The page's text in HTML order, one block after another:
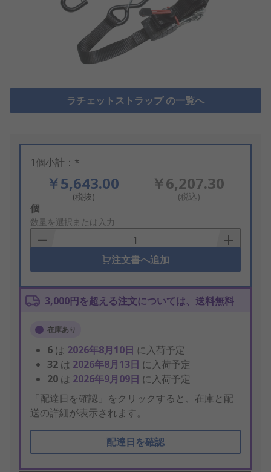
ラチェットストラップ の一覧へ
1個小計：*
￥5,643.00
(税抜)
￥6,207.30
(税込)
Add
to
Basket
個
数量を選択または入力
注文書へ追加
3,000円を超える注文については、送料無料
在庫あり
6 は 2026年8月10日 に入荷予定
32 は 2026年8月13日 に入荷予定
20 は 2026年9月09日 に入荷予定
「配達日を確認」をクリックすると、在庫と配
送の詳細が表示されます。
配達日を確認